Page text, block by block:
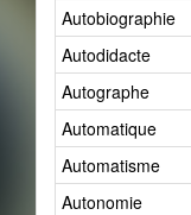
Autobiographie
Autodidacte
Autographe
Automatique
Automatisme
Autonomie